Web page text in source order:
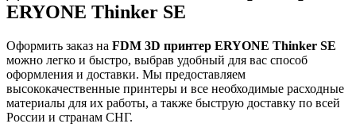
ERYONE Thinker SE
Оформить заказ на FDM 3D принтер ERYONE Thinker SE
можно легко и быстро, выбрав удобный для вас способ
оформления и доставки. Мы предоставляем
высококачественные принтеры и все необходимые расходные
материалы для их работы, а также быструю доставку по всей
России и странам СНГ.